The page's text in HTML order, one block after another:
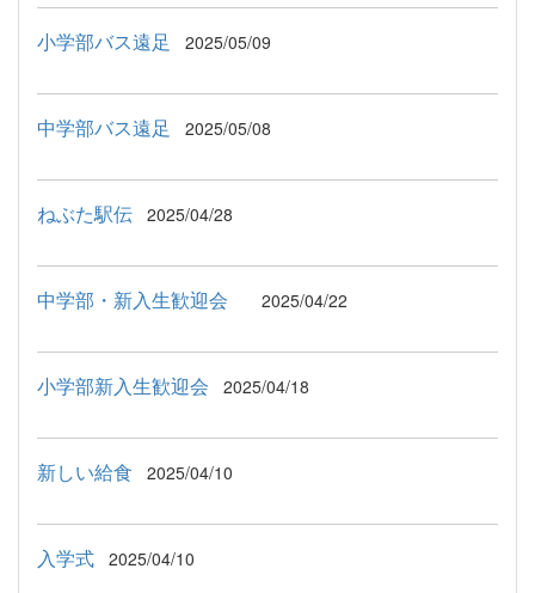
小学部バス遠足 2025/05/09
中学部バス遠足 2025/05/08
ねぶた駅伝 2025/04/28
中学部・新入生歓迎会 2025/04/22
小学部新入生歓迎会 2025/04/18
新しい給食 2025/04/10
入学式 2025/04/10